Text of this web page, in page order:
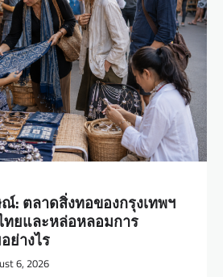
: ตลาดสิ่งทอของกรุงเทพฯ
ยและหล่อหลอมการ
ย่างไร
6, 2026